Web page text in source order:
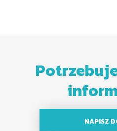
NAPISZ